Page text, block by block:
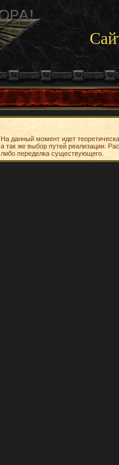
На данный момент идет
а так же выбор путей реализации.
либо переделка существующего.